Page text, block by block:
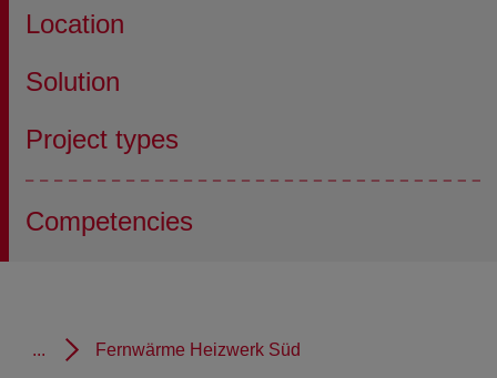
Location
Solution
Project types
Competencies
... Fernwärme Heizwerk Süd